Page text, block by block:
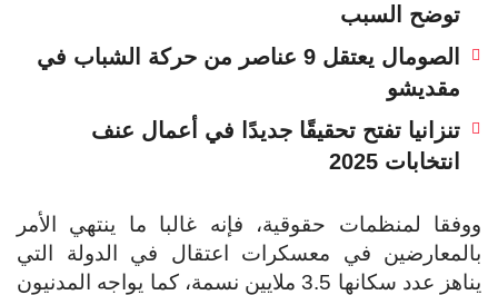
توضح السبب
الصومال يعتقل 9 عناصر من حركة الشباب في
مقديشو
تنزانيا تفتح تحقيقًا جديدًا في أعمال عنف
انتخابات 2025
ووفقا لمنظمات حقوقية، فإنه غالبا ما ينتهي الأمر
بالمعارضين في معسكرات اعتقال في الدولة التي
يناهز عدد سكانها 3.5 ملايين نسمة، كما يواجه المدنيون